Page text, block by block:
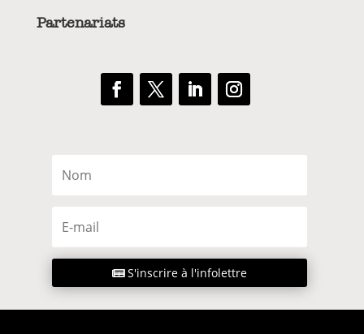
Partenariats
S'inscrire à l'infolettre